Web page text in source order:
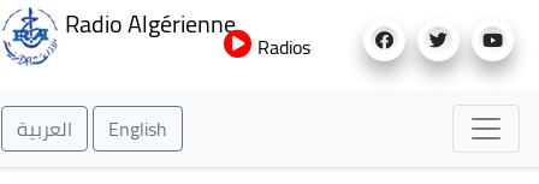
au
Radio Algérienne
Radios
العربية English